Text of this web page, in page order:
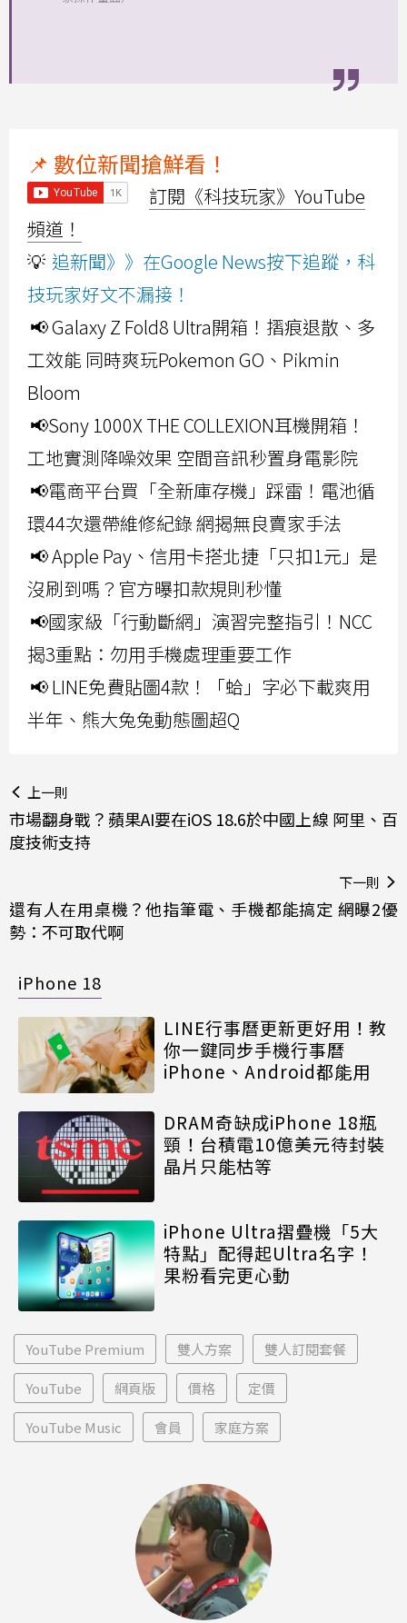
📌 數位新聞搶鮮看！
訂閱《科技玩家》YouTube
頻道！
💡 追新聞》》在Google News按下追蹤，科
技玩家好文不漏接！
📢 Galaxy Z Fold8 Ultra開箱！摺痕退散、多
工效能 同時爽玩Pokemon GO、Pikmin
Bloom
📢Sony 1000X THE COLLEXION耳機開箱！
工地實測降噪效果 空間音訊秒置身電影院
📢電商平台買「全新庫存機」踩雷！電池循
環44次還帶維修紀錄 網揭無良賣家手法
📢 Apple Pay、信用卡搭北捷「只扣1元」是
沒刷到嗎？官方曝扣款規則秒懂
📢國家級「行動斷網」演習完整指引！NCC
揭3重點：勿用手機處理重要工作
📢 LINE免費貼圖4款！「蛤」字必下載爽用
半年、熊大兔兔動態圖超Q
上一則
市場翻身戰？蘋果AI要在iOS 18.6於中國上線 阿里、百
度技術支持
下一則
還有人在用桌機？他指筆電、手機都能搞定 網曝2優
勢：不可取代啊
iPhone 18
LINE行事曆更新更好用！教
你一鍵同步手機行事曆
iPhone、Android都能用
DRAM奇缺成iPhone 18瓶
頸！台積電10億美元待封裝
晶片只能枯等
iPhone Ultra摺疊機「5大
特點」配得起Ultra名字！
果粉看完更心動
YouTube Premium 雙人方案 雙人訂閱套餐
YouTube 網頁版 價格 定價
YouTube Music 會員 家庭方案